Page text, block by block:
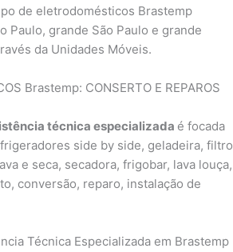
de eletrodomésticos Brastemp
Paulo, grande São Paulo e grande
da Unidades Móveis.
Brastemp: CONSERTO E REPAROS
técnica especializada é focada
side by side, geladeira, filtro
e seca, secadora, frigobar, lava louça,
conversão, reparo, instalação de
Técnica Especializada em Brastemp